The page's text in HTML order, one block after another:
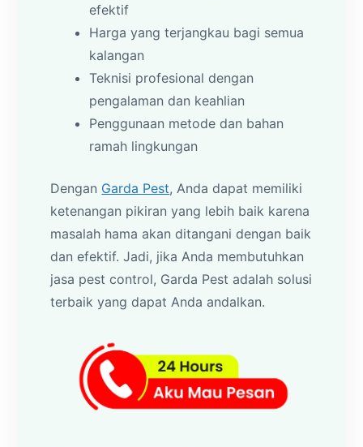
efektif
Harga yang terjangkau bagi semua
kalangan
Teknisi profesional dengan
pengalaman dan keahlian
Penggunaan metode dan bahan
ramah lingkungan
Dengan Garda Pest, Anda dapat memiliki
ketenangan pikiran yang lebih baik karena
masalah hama akan ditangani dengan baik
dan efektif. Jadi, jika Anda membutuhkan
jasa pest control, Garda Pest adalah solusi
terbaik yang dapat Anda andalkan.